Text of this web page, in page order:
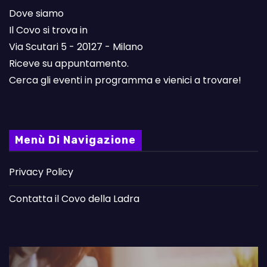
Dove siamo
Il Covo si trova in
Via Scutari 5 - 20127 - Milano
Riceve su appuntamento.
Cerca gli eventi in programma e vienici a trovare!
Menù Di Navigazione
Privacy Policy
Contatta il Covo della Ladra